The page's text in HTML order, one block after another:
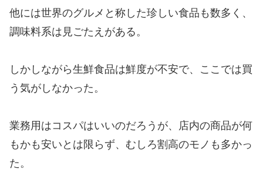
他には世界のグルメと称した珍しい食品も数多く、
調味料系は見ごたえがある。
しかしながら生鮮食品は鮮度が不安で、ここでは買
う気がしなかった。
業務用はコスパはいいのだろうが、店内の商品が何
もかも安いとは限らず、むしろ割高のモノも多かっ
た。